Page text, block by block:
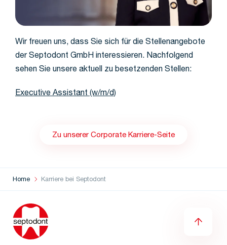
Wir freuen uns, dass Sie sich für die Stellenangebote
der Septodont GmbH interessieren. Nachfolgend
sehen Sie unsere aktuell zu besetzenden Stellen:
Executive Assistant (w/m/d)
Zu unserer Corporate Karriere-Seite
Home Karriere bei Septodont